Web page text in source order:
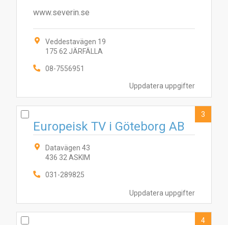
Uppdatera uppgifter
www.severin.se
Veddestavägen 19
175 62 JÄRFÄLLA
08-7556951
Uppdatera uppgifter
Europeisk TV i Göteborg AB
Datavägen 43
436 32 ASKIM
031-289825
3
4